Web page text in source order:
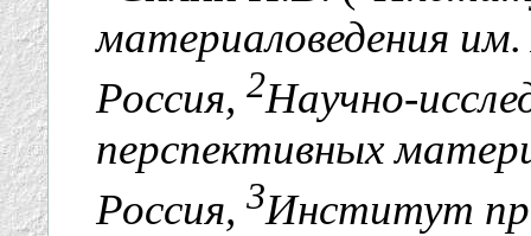
материаловедения
Россия, 2Научно-
перспективных
Россия, 3Институт